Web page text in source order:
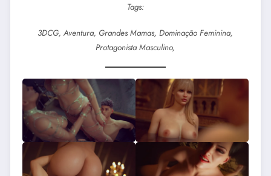
Tags:
3DCG, Aventura, Grandes Mamas, Dominação Feminina,
Protagonista Masculino,